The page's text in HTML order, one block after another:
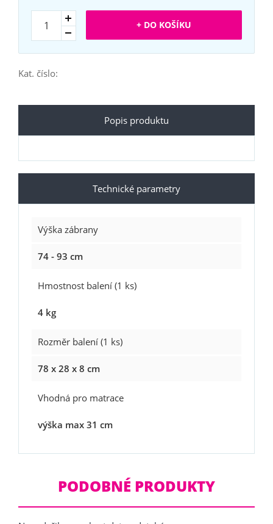
+ DO KOŠÍKU
Kat. číslo:
Popis produktu
Technické parametry
Výška zábrany
74 - 93 cm
Hmostnost balení (1 ks)
4 kg
Rozměr balení (1 ks)
78 x 28 x 8 cm
Vhodná pro matrace
výška max 31 cm
PODOBNÉ PRODUKTY